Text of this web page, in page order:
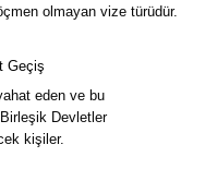
olmayan vize türüdür.
Geçiş
eden ve bu
Devletler
kişiler.